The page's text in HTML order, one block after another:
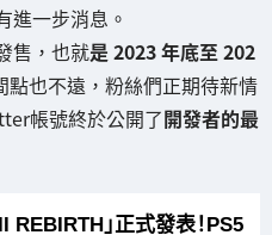
進一步消息。
售，也就是 2023 年底至 202
點也不遠，粉絲們正期待新情
帳號終於公開了開發者的最